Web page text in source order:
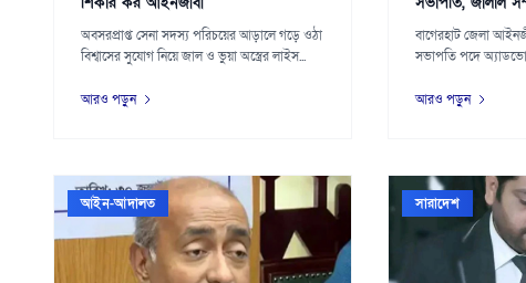
অবসরপ্রাপ্ত সেনা সদস্য পরিচয়ের আড়ালে গড়ে ওঠা
বিশ্বাসের সুযোগ নিয়ে জাল ও ভুয়া অস্ত্রের লাইস...
আরও পড়ুন
বাগেরহাট জেলা
সভাপতি পদে
আরও পড়ুন
আইন-আদালত সারাদেশ